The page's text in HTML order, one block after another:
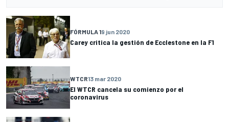
FÓRMULA 19 jun 2020
Carey critica la gestión de Ecclestone en la F1
WTCR13 mar 2020
El WTCR cancela su comienzo por el
coronavirus